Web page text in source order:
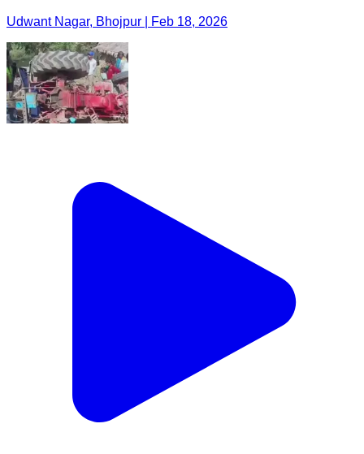
Udwant Nagar, Bhojpur | Feb 18, 2026